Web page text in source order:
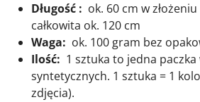
Długość : ok. 60 cm w
całkowita ok. 120 cm
Waga: ok. 100 gram bez
Ilość: 1 sztuka to jedna paczka
syntetycznych. 1 sztuka = 1
zdjęcia).